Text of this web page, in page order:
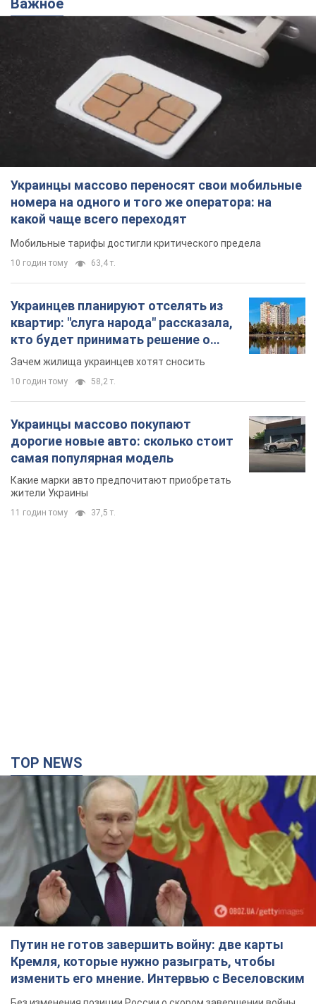
Украинцы массово переносят свои мобильные
номера на одного и того же оператора: на
какой чаще всего переходят
Мобильные тарифы достигли критического предела
63,4 т.
Украинцев планируют отселять из
квартир: "слуга народа" рассказала,
кто будет принимать решение о
сносе домов
Зачем жилища украинцев хотят сносить
10 годин тому 58,2 т.
Украинцы массово покупают
дорогие новые авто: сколько стоит
самая популярная модель
Какие марки авто предпочитают приобретать
Путин не готов завершить войну: две карты
Кремля, которые нужно разыграть, чтобы
изменить его мнение. Интервью с Веселовским
Без изменения позиции России о скором завершении войны
не будет
3 години тому 19,6 т.
Дроны атаковали НПЗ в Нижнекамске: после
взрывов был виден дым. Видео
Местные жители активно публиковали фото и видео
2 години тому